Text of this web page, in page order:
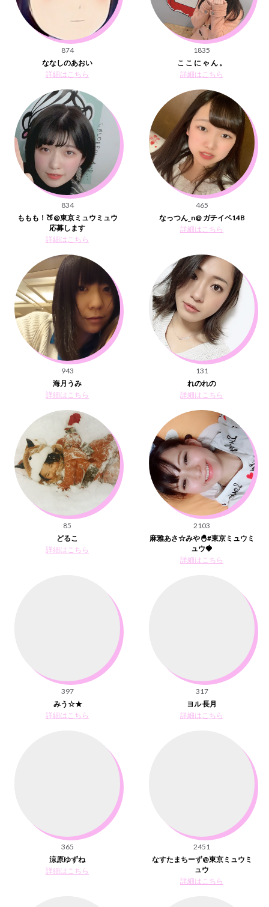
874
ななしのあおい
詳細はこちら
1835
こ こ に ゃ ん 。
詳細はこちら
834
ももも！🍑@東京ミュウミュウ
応募します
詳細はこちら
465
なっつん_n@ ガチイベ14B
詳細はこちら
943
海月うみ
詳細はこちら
131
れのれの
詳細はこちら
85
どるこ
詳細はこちら
2103
麻雅あさ☆みや🐣#東京ミュウミ
ュウ🍓
詳細はこちら
397
みう☆★
詳細はこちら
317
ヨル 長月
詳細はこちら
365
涼原ゆずね
詳細はこちら
2451
なすたまちーず@東京ミュウミ
ュウ
詳細はこちら